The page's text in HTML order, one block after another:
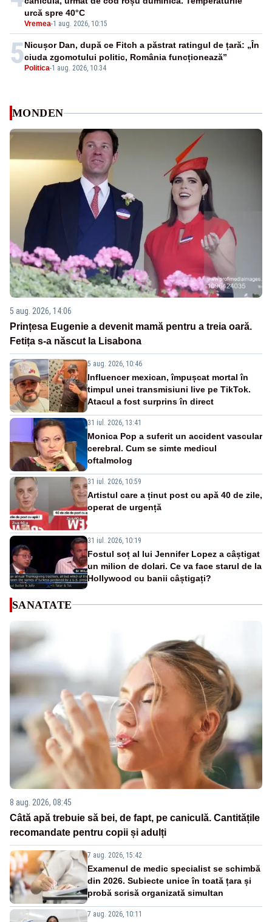
Vremea-1 aug. 2026, 10:15
urcă spre 40°C
5 Politica-1 aug. 2026, 10:34
Nicușor Dan, după ce Fitch a păstrat ratingul de țară: „În
ciuda zgomotului politic, România funcționează”
MONDEN
5 aug. 2026, 14:06
Prințesa Eugenie a devenit mamă pentru a treia oară.
Fetița s-a născut la Lisabona
5 aug. 2026, 10:46
Influencer mexican, împușcat mortal în
timpul unei transmisiuni live pe TikTok.
Atacul a fost surprins în direct
31 iul. 2026, 13:41
Monica Pop a suferit un accident vascular
cerebral. Cum se simte medicul
oftalmolog
31 iul. 2026, 10:59
Artistul care a ținut post cu apă 40 de zile,
operat de urgență
31 iul. 2026, 10:19
Fostul soț al lui Jennifer Lopez a câștigat
un milion de dolari. Ce va face starul de la
Hollywood cu banii câștigați?
SANATATE
8 aug. 2026, 08:45
Câtă apă trebuie să bei, de fapt, pe caniculă. Cantitățile
recomandate pentru copii și adulți
7 aug. 2026, 15:42
Examenul de medic specialist se schimbă
din 2026. Subiecte unice în toată țara și
probă scrisă organizată simultan
7 aug. 2026, 10:11